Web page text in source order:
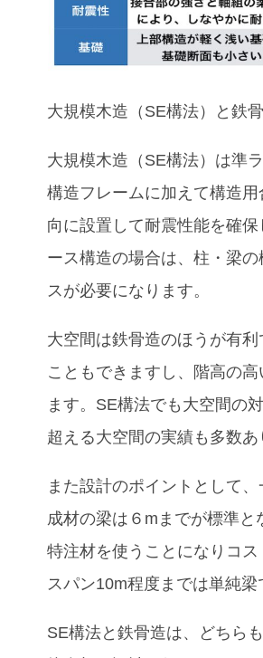
大規模木造（SE構法）と鉄
大規模木造（SE構法）は準
構造フレームに加えて構造
向に設置して耐震性能を確
ース構造の場合は、柱・梁
スが必要になります。
大空間は鉄骨造のほうが有
こともできますし、階高の
ます。SE構法でも大空間の
超える大空間の実績も多数あ
また設計のポイントとして
成材の梁は６mまでが標準
特注材を使うことになりコ
スパン10m程度までは単純
SE構法と鉄骨造は、どちら